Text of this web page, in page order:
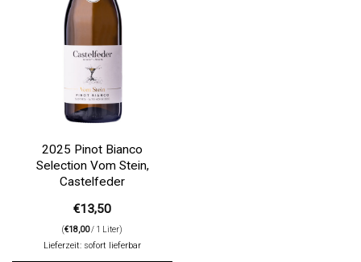
2025 Pinot Bianco
Selection Vom Stein,
Castelfeder
€13,50
(€18,00/ 1 Liter)
Lieferzeit: sofort lieferbar